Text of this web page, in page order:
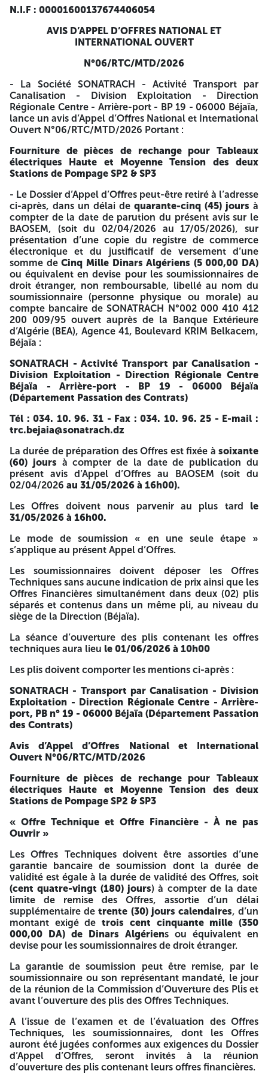
lieu le 01/06/2026 à 10h00 Les plis doivent comporter les
Canalisation - Division Exploitation - Direction Régionale
Centre - Arrière-port, PB n° 19 - 06000 Béjaïa
National et International Ouvert N°06/RTC/MTD/2026
électriques Haute et Moyenne Tension des deux Stations
de Pompage SP2 & SP3 « Offre Technique et Offre
Financière - À ne pas Ouvrir » Les Offres Techniques
doivent être assorties d’une garantie bancaire de
soumission dont la durée de validité est égale à la durée de
validité des Offres, soit (cent quatre-vingt (180) jours) à
compter de la date limite de remise des Offres, assortie
d’un délai supplémentaire de trente (30) jours calendaires,
d’un montant exigé de trois cent cinquante mille (350
000,00 DA) de Dinars Algériens ou équivalent en devise
pour les soumissionnaires de droit étranger. La garantie de
soumission peut être remise, par le soumissionnaire ou son
représentant mandaté, le jour de la réunion de la
Commission d’Ouverture des Plis et avant l’ouverture des
plis des Offres Techniques. A l’issue de l’examen et de
l’évaluation des Offres Techniques, les soumissionnaires,
dont les Offres auront été jugées conformes aux exigences
du Dossier d’Appel d’Offres, seront invités à la réunion
d’ouverture des plis contenant leurs offres financières. Les
soumissionnaires resteront engagés par leurs Offres pour
une durée de cent quatre-vingt (180) jours calendaires à
partir de la date limite de remise des offres. Si le dernier
jour de la date limite de retrait du Dossier d’Appel d’Offres
ou de remise des offres, coïncide avec un jour férié et/ou
un jour de repos légal, la date sera reportée au jour
ouvrable suivant. A -=-=-=-
4514
SONATRACH
Activité Transport par Canalisation
Division Exploitation
Direction Régionale Centre Bejaia
Tél : 034.10.96.31- Fax : 034.10.96.25
Adresse : Arrière-Port – BP 19 – Bejaia 06000
N°RC : 06/54 – 0013767B00
N.I.F : 00001600137674406054
OUVERT
N°06/RTC/MTD/2026
- La Société SONATRACH - Activité Transport par
Centre - Arrière-port - BP 19 - 06000 Béjaïa, lance un avis
d’Appel d’Offres National et International
électriques Haute et Moyenne Tension des deux Stations
de Pompage SP2 & SP3
- Le Dossier d’Appel d’Offres peut-être retiré à l’adresse ci-
compter de la date de parution du présent avis sur le
BAOSEM, (soit du 02/04/2026 au 17/05/2026), sur
présentation d’une copie du registre de commerce
électronique et du justificatif de versement d’une somme
deCinq Mille Dinars Algériens (5 000,00 DA)ou
équivalent en devise pour les soumissionnaires de droit
étranger, non remboursable, libellé au nom du
soumissionnaire (personne physique ou morale) au compte
ouvert auprès de la Banque Extérieure d’Algérie (BEA),
Agence 41, Boulevard KRIM Belkacem, Béjaïa :
SONATRACH - Activité Transport par Canalisation -
Division Exploitation - Direction Régionale Centre Béjaïa
- Arrière-port - BP 19 - 06000 Béjaïa (Département
Passation des Contrats)
Tél : 034. 10. 96. 31 - Fax : 034. 10. 96. 25 - E-mail :
trc.bejaia@sonatrach.dz
La durée de préparation des Offres est fixée àsoixante (60)
joursà compter de la date de publication du présent avis
d’Appel d’Offres au BAOSEM (soit du 02/04/2026au
31/05/2026 à 16h00).
Les Offres doivent nous parvenir au plus tard
31/05/2026 à 16h00.
Le mode de soumission « en une seule étape » s’applique
au présent Appel d’Offres.
4514
N.I.F : 00001600137674406054
AVIS D’APPEL D’OFFRES NATIONAL ET
INTERNATIONAL OUVERT
N°06/RTC/MTD/2026
- La Société SONATRACH - Activité Transport par
Canalisation - Division Exploitation - Direction
Régionale Centre - Arrière-port - BP 19 - 06000 Béjaïa,
lance un avis d’Appel d’Offres National et International
Ouvert N°06/RTC/MTD/2026 Portant :
Fourniture de pièces de rechange pour Tableaux
électriques Haute et Moyenne Tension des deux
Stations de Pompage SP2 & SP3
- Le Dossier d’Appel d’Offres peut-être retiré à l’adresse
ci-après, dans un délai de quarante-cinq (45) jours à
compter de la date de parution du présent avis sur le
BAOSEM, (soit du 02/04/2026 au 17/05/2026), sur
présentation d’une copie du registre de commerce
électronique et du justificatif de versement d’une
somme deCinq Mille Dinars Algériens (5 000,00 DA)
ou équivalent en devise pour les soumissionnaires de
droit étranger, non remboursable, libellé au nom du
soumissionnaire (personne physique ou morale) au
compte bancaire de SONATRACH N°002 000 410 412
200 009/95 ouvert auprès de la Banque Extérieure
d’Algérie (BEA), Agence 41, Boulevard KRIM Belkacem,
Béjaïa :
SONATRACH - Activité Transport par Canalisation -
Division Exploitation - Direction Régionale Centre
Béjaïa - Arrière-port - BP 19 - 06000 Béjaïa
(Département Passation des Contrats)
Tél : 034. 10. 96. 31 - Fax : 034. 10. 96. 25 - E-mail :
trc.bejaia@sonatrach.dz
La durée de préparation des Offres est fixée à soixante
(60) jours à compter de la date de publication du
présent avis d’Appel d’Offres au BAOSEM (soit du
02/04/2026 au 31/05/2026 à 16h00).
Les Offres doivent nous parvenir au plus tard le
31/05/2026 à 16h00.
Le mode de soumission « en une seule étape »
s’applique au présent Appel d’Offres.
Les soumissionnaires doivent déposer les Offres
Techniques sans aucune indication de prix ainsi que les
Offres Financières simultanément dans deux (02) plis
séparés et contenus dans un même pli, au niveau du
siège de la Direction (Béjaïa).
La séance d’ouverture des plis contenant les offres
techniques aura lieu le 01/06/2026 à 10h00
Les plis doivent comporter les mentions ci-après :
SONATRACH - Transport par Canalisation - Division
Exploitation - Direction Régionale Centre - Arrière-
port, PB n° 19 - 06000 Béjaïa (Département Passation
des Contrats)
Avis d’Appel d’Offres National et International
Ouvert N°06/RTC/MTD/2026
Fourniture de pièces de rechange pour Tableaux
électriques Haute et Moyenne Tension des deux
Stations de Pompage SP2 & SP3
« Offre Technique et Offre Financière - À ne pas
Ouvrir »
Les Offres Techniques doivent être assorties d’une
garantie bancaire de soumission dont la durée de
validité est égale à la durée de validité des Offres, soit
(cent quatre-vingt (180) jours) à compter de la date
limite de remise des Offres, assortie d’un délai
supplémentaire detrente (30) jours calendaires, d’un
montant exigé de trois cent cinquante mille (350
000,00 DA) de Dinars Algériens ou équivalent en
devise pour les soumissionnaires de droit étranger.
La garantie de soumission peut être remise, par le
soumissionnaire ou son représentant mandaté, le jour
de la réunion de la Commission d’Ouverture des Plis et
avant l’ouverture des plis des Offres Techniques.
A l’issue de l’examen et de l’évaluation des Offres
Techniques, les soumissionnaires, dont les Offres
auront été jugées conformes aux exigences du Dossier
d’Appel d’Offres, seront invités à la réunion
d’ouverture des plis contenant leurs offres financières.